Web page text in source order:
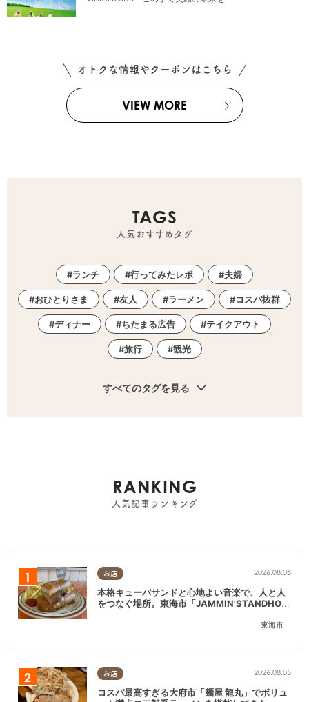
オトクな情報やクーポンはこちら
VIEW MORE
TAGS
人気おすすめタグ
ランチ 行ってみたレポ 夫婦
おひとりさま 友人 ラーメン コスパ抜群
ディナー ちたまる広告 テイクアウト
旅行 観光
すべてのタグを見る
RANKING
人気記事ランキング
お店
東海市
2026.08.06
本格キューバサンドと心地よい音楽で、人と人
をつなぐ場所。東海市「JAMMIN'STANDHOU
お店 2026.08.05
コスパ最高すぎる大府市「麺屋 龍丸」でボリュ